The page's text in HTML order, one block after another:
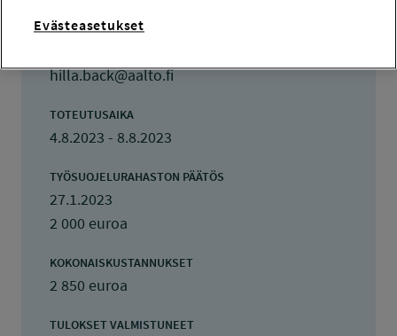
LISÄTIETOJA
hilla.back@aalto.fi
TOTEUTUSAIKA
4.8.2023 - 8.8.2023
TYÖSUOJELURAHASTON PÄÄTÖS
27.1.2023
2 000 euroa
KOKONAISKUSTANNUKSET
2 850 euroa
TULOKSET VALMISTUNEET
Evästeasetukset